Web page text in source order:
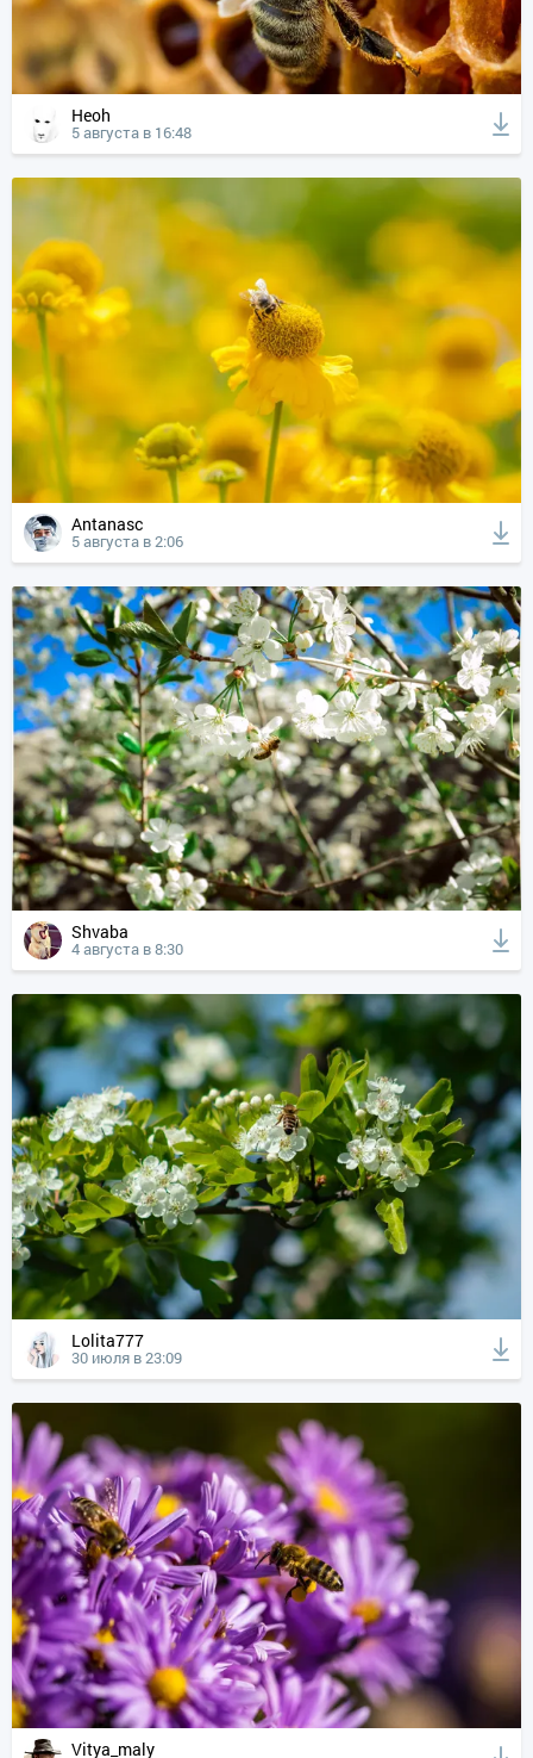
Heoh
5 августа в 16:48
Antanasc
5 августа в 2:06
Shvaba
4 августа в 8:30
Lolita777
30 июля в 23:09
Vitya_maly